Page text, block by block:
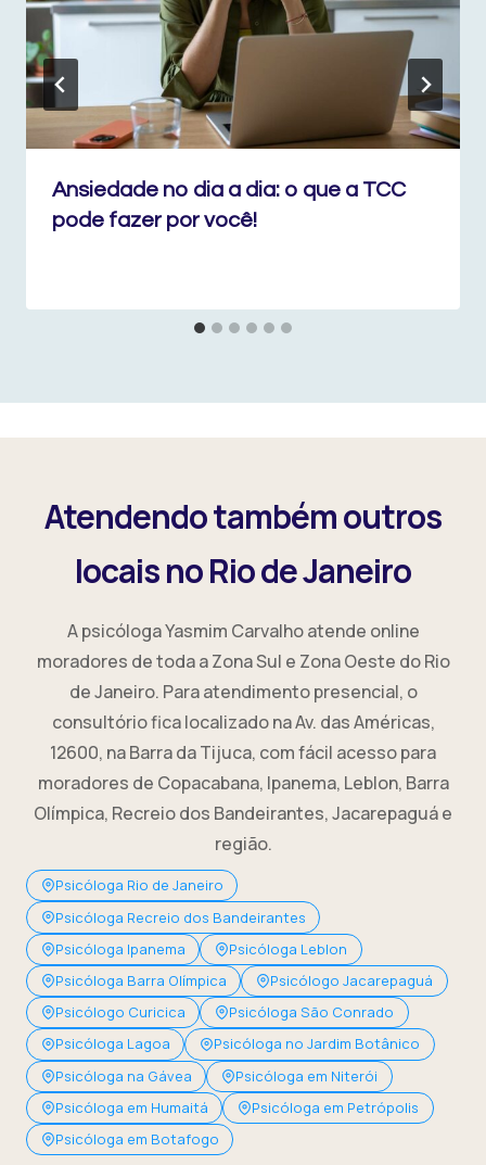
Ansiedade no dia a dia: o que a TCC
pode fazer por você!
Atendendo também outros
locais no Rio de Janeiro
A psicóloga Yasmim Carvalho atende online
moradores de toda a Zona Sul e Zona Oeste do Rio
de Janeiro. Para atendimento presencial, o
consultório fica localizado na Av. das Américas,
12600, na Barra da Tijuca, com fácil acesso para
moradores de Copacabana, Ipanema, Leblon, Barra
Olímpica, Recreio dos Bandeirantes, Jacarepaguá e
região.
Psicóloga Rio de Janeiro
Psicóloga Recreio dos Bandeirantes
Psicóloga Ipanema
Psicóloga Leblon
Psicóloga Barra Olímpica
Psicólogo Jacarepaguá
Psicólogo Curicica
Psicóloga São Conrado
Psicóloga Lagoa
Psicóloga no Jardim Botânico
Psicóloga na Gávea
Psicóloga em Niterói
Psicóloga em Humaitá
Psicóloga em Petrópolis
Psicóloga em Botafogo